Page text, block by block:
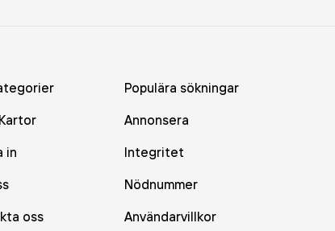
Populära sökningar
Annonsera
in
Integritet
Nödnummer
oss
Användarvillkor